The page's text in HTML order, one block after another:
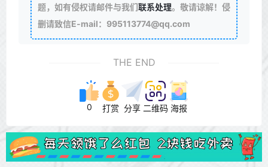
题，如有侵权请邮件与我们联系处理。敬请谅解！侵
删请致信E-mail：995113774@qq.com
THE END
0 打赏 分享 二维码 海报